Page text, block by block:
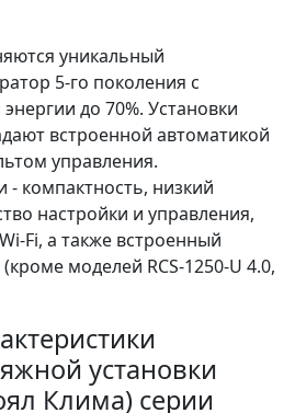
уникальный
5-го поколения с
до 70%. Установки
встроенной автоматикой
управления.
компактность, низкий
настройки и управления,
Fi, а также встроенный
моделей RCS-1250-U 4.0,
установки
Клима) серии